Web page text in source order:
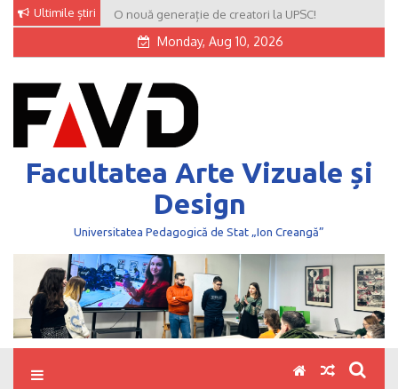
Skip
content
Ultimile știri O nouă generație de creatori la UPSC!
Monday, Aug 10, 2026
Facultatea Arte Vizuale și
Design
Universitatea Pedagogică de Stat „Ion Creangă”